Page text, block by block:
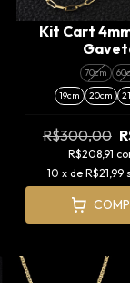
Kit Cart
70cm
19cm
20cm
R$300,00
R$208,91
10 x deR$21,99